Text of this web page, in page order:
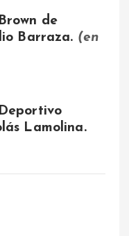
de
Barraza. (en
Lamolina.